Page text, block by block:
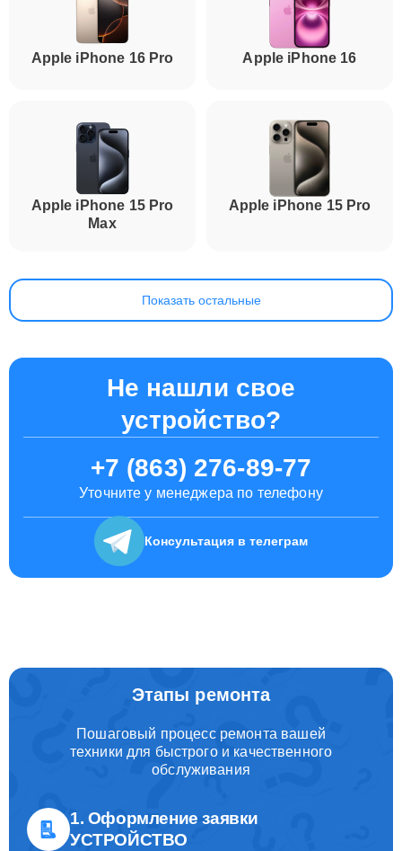
Apple iPhone 16 Pro Apple iPhone 16
Apple iPhone 15 Pro
Max
Apple iPhone 15 Pro
Показать остальные
Не нашли свое
устройство?
+7 (863) 276-89-77
Уточните у менеджера по телефону
Консультация в телеграм
Этапы ремонта
Пошаговый процесс ремонта вашей
техники для быстрого и качественного
обслуживания
1. Оформление заявки
УСТРОЙСТВО